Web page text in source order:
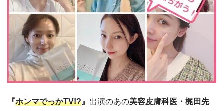
『ホンマでっかTV!? 』 出演のあの美容皮膚科医・梶田先